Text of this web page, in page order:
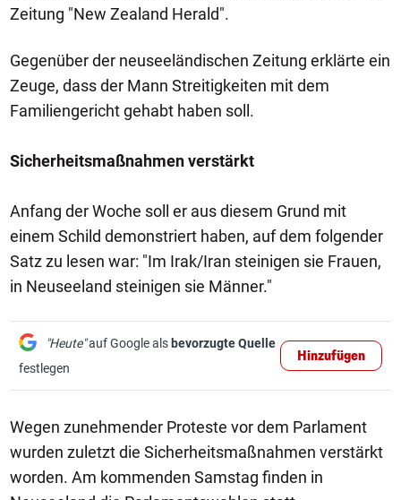
Zeitung "New Zealand Herald".
Gegenüber der neuseeländischen Zeitung erklärte ein
Zeuge, dass der Mann Streitigkeiten mit dem
Familiengericht gehabt haben soll.
Sicherheitsmaßnahmen verstärkt
Anfang der Woche soll er aus diesem Grund mit
einem Schild demonstriert haben, auf dem folgender
Satz zu lesen war: "Im Irak/Iran steinigen sie Frauen,
in Neuseeland steinigen sie Männer."
"Heute"auf Google als bevorzugte Quelle
festlegen
Hinzufügen
Wegen zunehmender Proteste vor dem Parlament
wurden zuletzt die Sicherheitsmaßnahmen verstärkt
worden. Am kommenden Samstag finden in